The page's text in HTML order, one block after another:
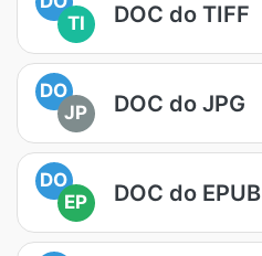
TI
DOC do TIFF
DO
JP
DOC do JPG
DO
EP
DOC do EPUB